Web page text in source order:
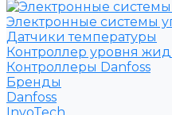
Электронные системы
Датчики температуры
Контроллер уровня
Контроллеры Danfoss
Бренды
Danfoss